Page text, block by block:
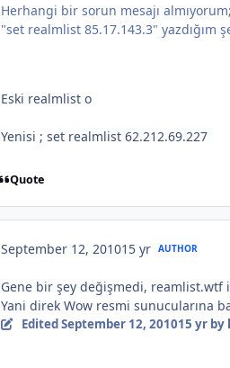
Herhangi bir sorun mesajı
"set realmlist 85.17.143.3" yazdığım
Eski realmlist o
Yenisi ; set realmlist 62.212.69.227
Quote
September 12, 201015 yr AUTHOR
Gene bir şey değişmedi, reamlist.wtf
Yani direk Wow resmi sunucularına
Edited September 12, 201015 yrby